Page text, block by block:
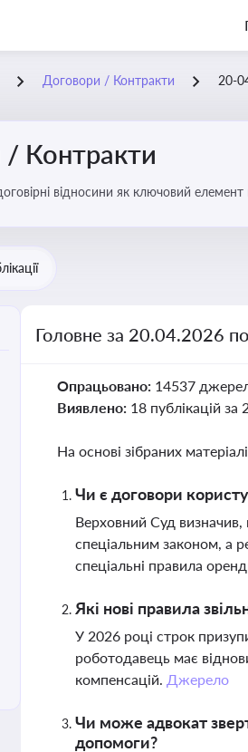
Договори / Контракти 20-
Контракти
відносини як ключовий
Головне за 20.04.2026
Опрацьовано: 14537
Виявлено: 18 публікацій за
На основі зібраних
Чи є договори
Верховний Суд
спеціальним законом, а
спеціальні правила
Які нові правила
У 2026 році строк
роботодавець має
компенсацій. Джерело
Чи може адвокат
допомоги?